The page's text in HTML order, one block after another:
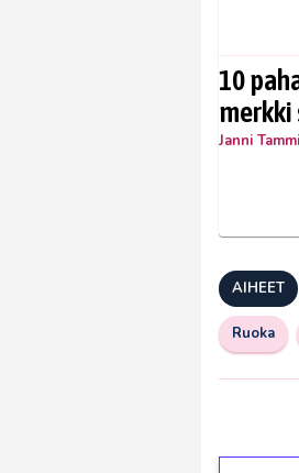
10
Janni
AIHEET
Ruoka